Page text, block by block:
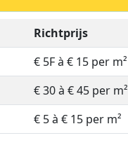
Richtprijs
€ 5F à € 15 per m²
€ 30 à € 45 per m²
€ 5 à € 15 per m²